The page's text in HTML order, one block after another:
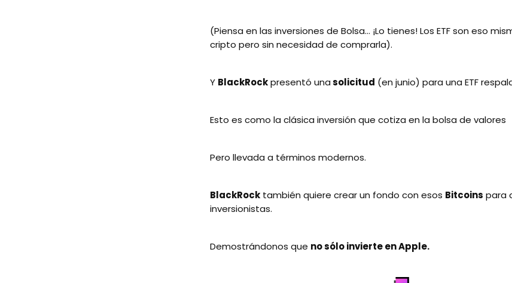
(Piensa en las inversiones de Bolsa... ¡Lo tienes! Los ETF son eso
cripto pero sin necesidad de comprarla).
Y BlackRockpresentó unasolicitud (en junio) para una ETF
Esto es como la clásica inversión que cotiza en la bolsa de valores
Pero llevada a términos modernos.
BlackRock también quiere crear un fondo con esos Bitcoins para
inversionistas.
Demostrándonos que no sólo invierte en Apple.